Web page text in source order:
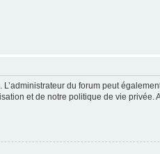
du forum peut
et de notre politique de vie privée.